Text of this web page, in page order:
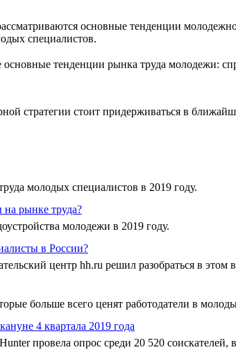
основные тенденции
специалистов.
тенденции рынка труда молодежи:
стратегии стоит придерживаться в
молодых специалистов в 2019 году.
рынке труда?
молодежи в 2019 году.
в России?
центр hh.ru решил разобраться в этом
больше всего ценят работодатели в
4 квартала 2019 года
провела опрос среди 20 520